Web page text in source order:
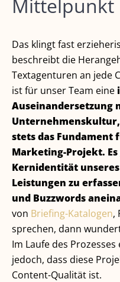
Mittelpunkt
Das klingt fast
beschreibt die
Textagenturen an jede
ist für unser Team eine
Auseinandersetzung
Unternehmenskultur,
stets das Fundament
Marketing-Projekt.
Kernidentität
Leistungen zu
und Buzzwords
von Briefing-Katalogen,
sprechen, dann
Im Laufe des
jedoch, dass diese
Content-Qualität ist.